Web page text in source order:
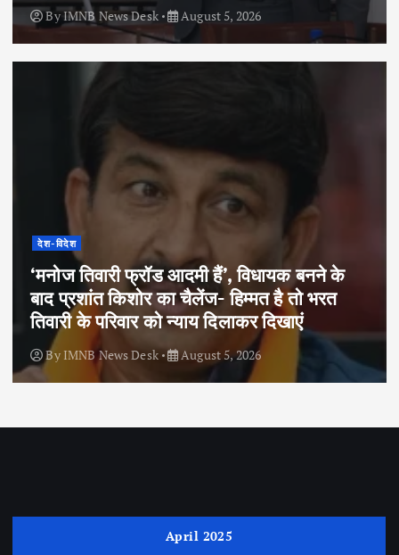
ByIMNB News Desk August 5, 2026
देश-विदेश
‘मनोज तिवारी फ्रॉड आदमी हैं’, विधायक बनने के
बाद प्रशांत किशोर का चैलेंज- हिम्मत है तो भरत
तिवारी के परिवार को न्याय दिलाकर दिखाएं
By IMNB News Desk August 5, 2026
April 2025